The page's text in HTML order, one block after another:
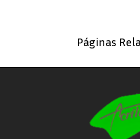
Páginas